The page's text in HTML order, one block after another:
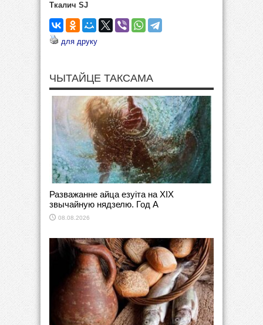
Ткалич SJ
для друку
ЧЫТАЙЦЕ ТАКСАМА
Разважанне айца езуіта на ХІХ
звычайную нядзелю. Год А
08.08.2026